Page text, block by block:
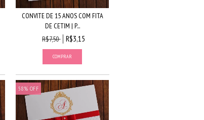
CONVITE DE 15 ANOS COM FITA
DE CETIM | P...
R$7,50
R$3,15
58% OFF